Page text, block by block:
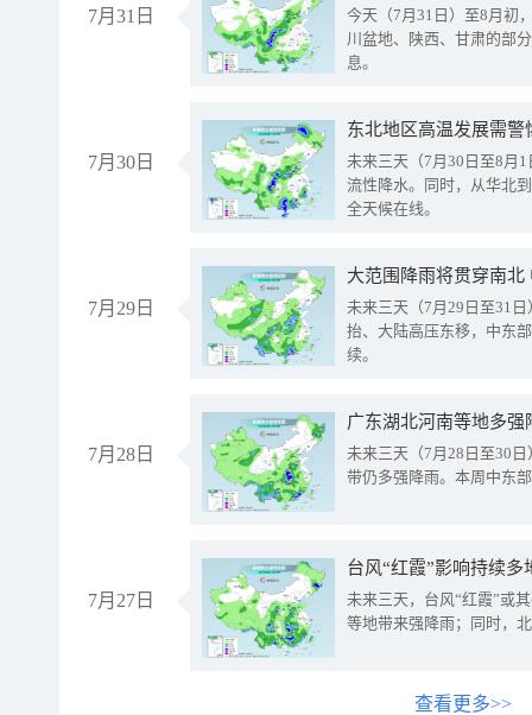
7月31日
今天（7月31日）至8月初
川盆地、陕西、甘肃的部
息。
7月30日
东北地区高温发展需
未来三天（7月30日至8月
流性降水。同时，从华北
全天候在线。
7月29日
大范围降雨将贯穿南
未来三天（7月29日至31
抬、大陆高压东移，中东
续。
7月28日
广东湖北河南等地多
未来三天（7月28日至30
带仍多强降雨。本周中东
7月27日
台风“红霞”影响持续
未来三天，台风“红霞”或
等地带来强降雨；同时，
查看更多>>